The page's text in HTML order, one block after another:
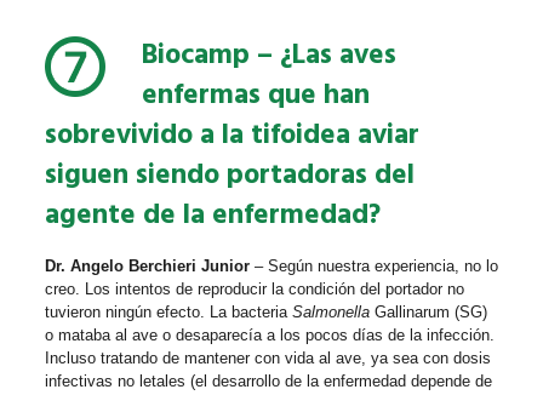
Biocamp – ¿Las aves
enfermas que han
sobrevivido a la tifoidea aviar
siguen siendo portadoras del
agente de la enfermedad?
Dr. Angelo Berchieri Junior– Según nuestra experiencia, no lo
creo. Los intentos de reproducir la condición del portador no
tuvieron ningún efecto. La bacteria Salmonella Gallinarum (SG)
o mataba al ave o desaparecía a los pocos días de la infección.
Incluso tratando de mantener con vida al ave, ya sea con dosis
infectivas no letales (el desarrollo de la enfermedad depende de